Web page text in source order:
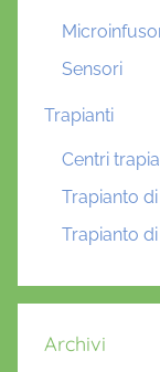
Sensori
Trapianti
Centri
Trapianto
Trapianto
Archivi